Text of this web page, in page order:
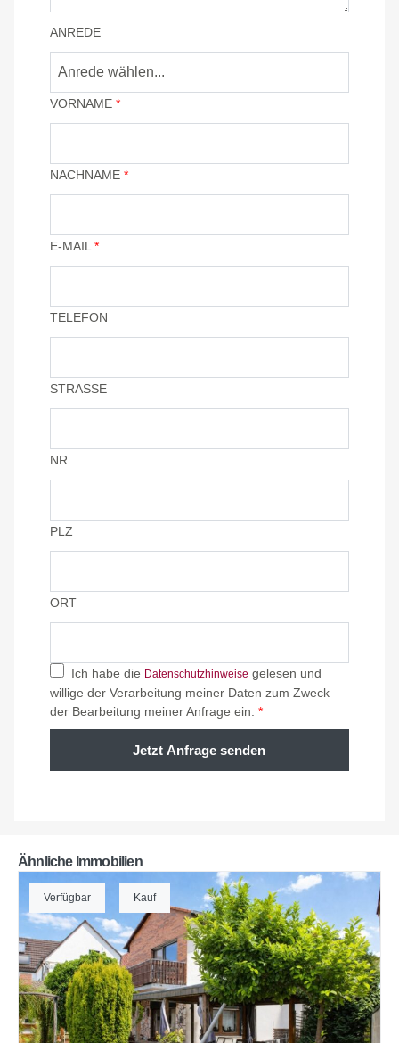
ANREDE
Anrede wählen...
VORNAME *
NACHNAME *
E-MAIL*
TELEFON
STRASSE
NR.
PLZ
ORT
Ich habe die Datenschutzhinweise gelesen und
willige der Verarbeitung meiner Daten zum Zweck
der Bearbeitung meiner Anfrage ein. *
Jetzt Anfrage senden
Ähnliche Immobilien
Verfügbar Kauf